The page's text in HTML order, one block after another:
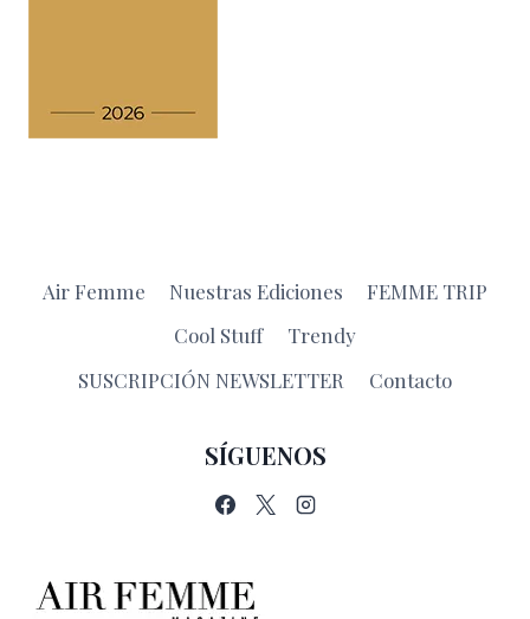
Air Femme Nuestras Ediciones
FEMME TRIP
Cool Stuff
Trendy
SUSCRIPCIÓN NEWSLETTER
Contacto
SÍGUENOS